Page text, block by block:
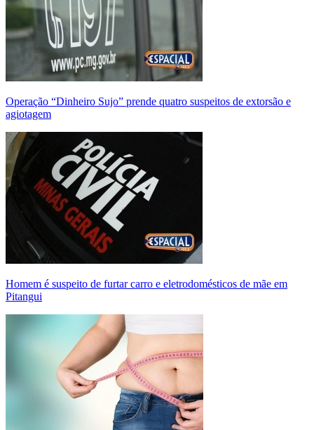
Operação “Dinheiro Sujo” prende quatro suspeitos de extorsão e
agiotagem
Homem é suspeito de furtar carro e eletrodomésticos de mãe em
Pitangui